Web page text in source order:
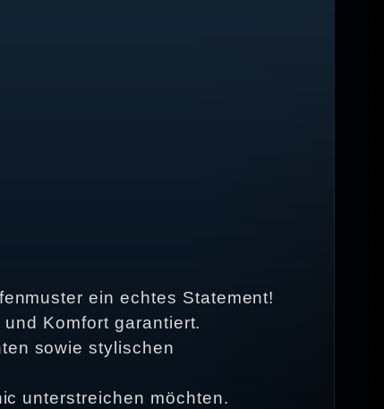
ein echtes Statement!
Komfort garantiert.
sowie stylischen
unterstreichen möchten.